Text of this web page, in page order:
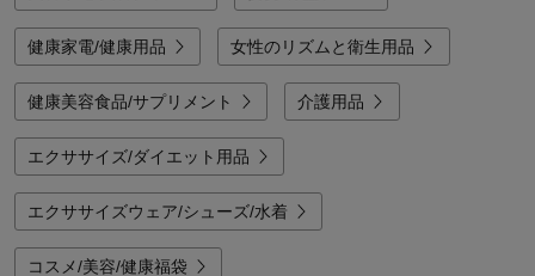
健康家電/健康用品 女性のリズムと衛生用品
健康美容食品/サプリメント 介護用品
エクササイズ/ダイエット用品
エクササイズウェア/シューズ/水着
コスメ/美容/健康福袋